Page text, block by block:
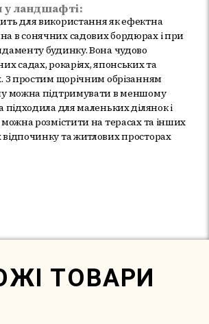
у ландшафті:
для використання як ефектна
в сонячних садових бордюрах і при
будинку. Вона чудово
садах, рокаріях, японських та
З простим щорічним обрізанням
можна підтримувати в меншому
підходила для маленьких ділянок і
можна розмістити на терасах та інших
відпочинку та житлових просторах
ТОВАРИ